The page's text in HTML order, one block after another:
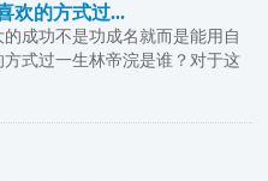
欢的方式过...
的成功不是功成名就而是能用自
方式过一生林帝浣是谁？对于这